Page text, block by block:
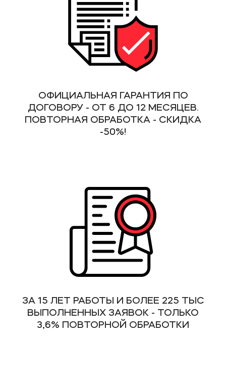
ОФИЦИАЛЬНАЯ ГАРАНТИЯ ПО
ДОГОВОРУ - ОТ 6 ДО 12 МЕСЯЦЕВ.
ПОВТОРНАЯ ОБРАБОТКА - СКИДКА
-50%!
ЗА 15 ЛЕТ РАБОТЫ И БОЛЕЕ 225 ТЫС
ВЫПОЛНЕННЫХ ЗАЯВОК - ТОЛЬКО
3,6% ПОВТОРНОЙ ОБРАБОТКИ